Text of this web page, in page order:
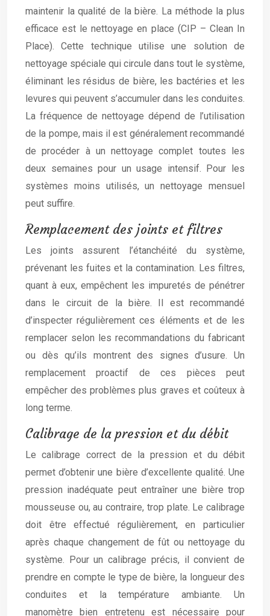
maintenir la qualité de la bière. La méthode la plus
efficace est le nettoyage en place (CIP – Clean In
Place). Cette technique utilise une solution de
nettoyage spéciale qui circule dans tout le système,
éliminant les résidus de bière, les bactéries et les
levures qui peuvent s’accumuler dans les conduites.
La fréquence de nettoyage dépend de l’utilisation
de la pompe, mais il est généralement recommandé
de procéder à un nettoyage complet toutes les
deux semaines pour un usage intensif. Pour les
systèmes moins utilisés, un nettoyage mensuel
peut suffire.
Remplacement des joints et filtres
Les joints assurent l’étanchéité du système,
prévenant les fuites et la contamination. Les filtres,
quant à eux, empêchent les impuretés de pénétrer
dans le circuit de la bière. Il est recommandé
d’inspecter régulièrement ces éléments et de les
remplacer selon les recommandations du fabricant
ou dès qu’ils montrent des signes d’usure. Un
remplacement proactif de ces pièces peut
empêcher des problèmes plus graves et coûteux à
long terme.
Calibrage de la pression et du débit
Le calibrage correct de la pression et du débit
permet d’obtenir une bière d’excellente qualité. Une
pression inadéquate peut entraîner une bière trop
mousseuse ou, au contraire, trop plate. Le calibrage
doit être effectué régulièrement, en particulier
après chaque changement de fût ou nettoyage du
système. Pour un calibrage précis, il convient de
prendre en compte le type de bière, la longueur des
conduites et la température ambiante. Un
manomètre bien entretenu est nécessaire pour